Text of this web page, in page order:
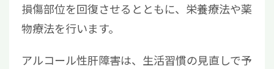
損傷部位を回復させるとともに、栄養療法や薬
物療法を行います。
アルコール性肝障害は、生活習慣の見直しで予